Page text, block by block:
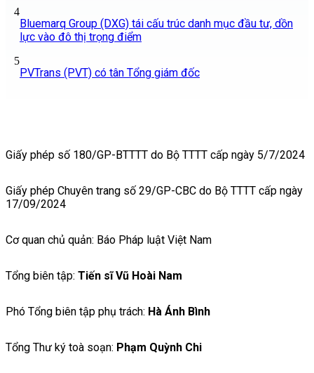
4
Bluemarq Group (DXG) tái cấu trúc danh mục đầu tư, dồn
lực vào đô thị trọng điểm
5
PVTrans (PVT) có tân Tổng giám đốc
Giấy phép số 180/GP-BTTTT do Bộ TTTT cấp ngày 5/7/2024
Giấy phép Chuyên trang số 29/GP-CBC do Bộ TTTT cấp ngày
17/09/2024
Cơ quan chủ quản: Báo Pháp luật Việt Nam
Tổng biên tập: Tiến sĩ Vũ Hoài Nam
Phó Tổng biên tập phụ trách: Hà Ánh Bình
Tổng Thư ký toà soạn: Phạm Quỳnh Chi